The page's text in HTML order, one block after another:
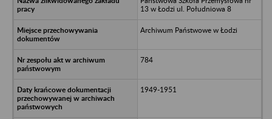
13 w Łodzi ul. Południowa 8
Archiwum Państwowe w Łodzi
784
1949-1951